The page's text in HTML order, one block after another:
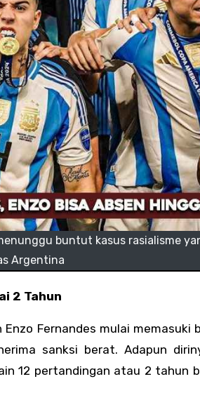
buntut kasus rasialisme
Argentina
2 Tahun
Fernandes mulai memasuki
sanksi berat. Adapun
12 pertandingan atau 2 tahun